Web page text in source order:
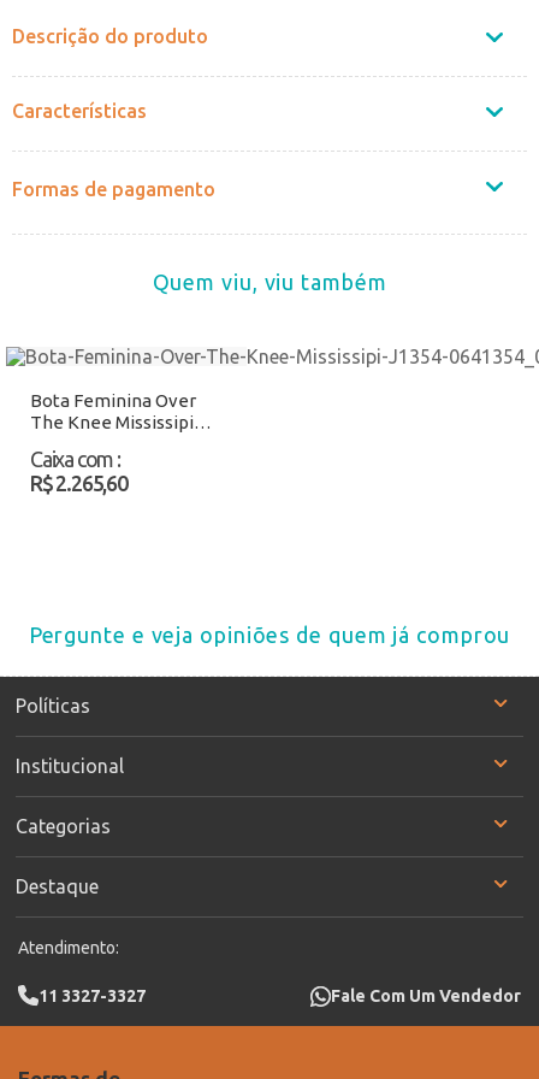
Descrição do produto
Características
Formas de pagamento
Quem viu, viu também
Bota Feminina Over
The Knee Mississipi
Caixa com :
R$ 2.265,60
Pergunte e veja opiniões de quem já comprou
Políticas
Institucional
Categorias
Destaque
Atendimento:
11 3327-3327 Fale Com Um Vendedor